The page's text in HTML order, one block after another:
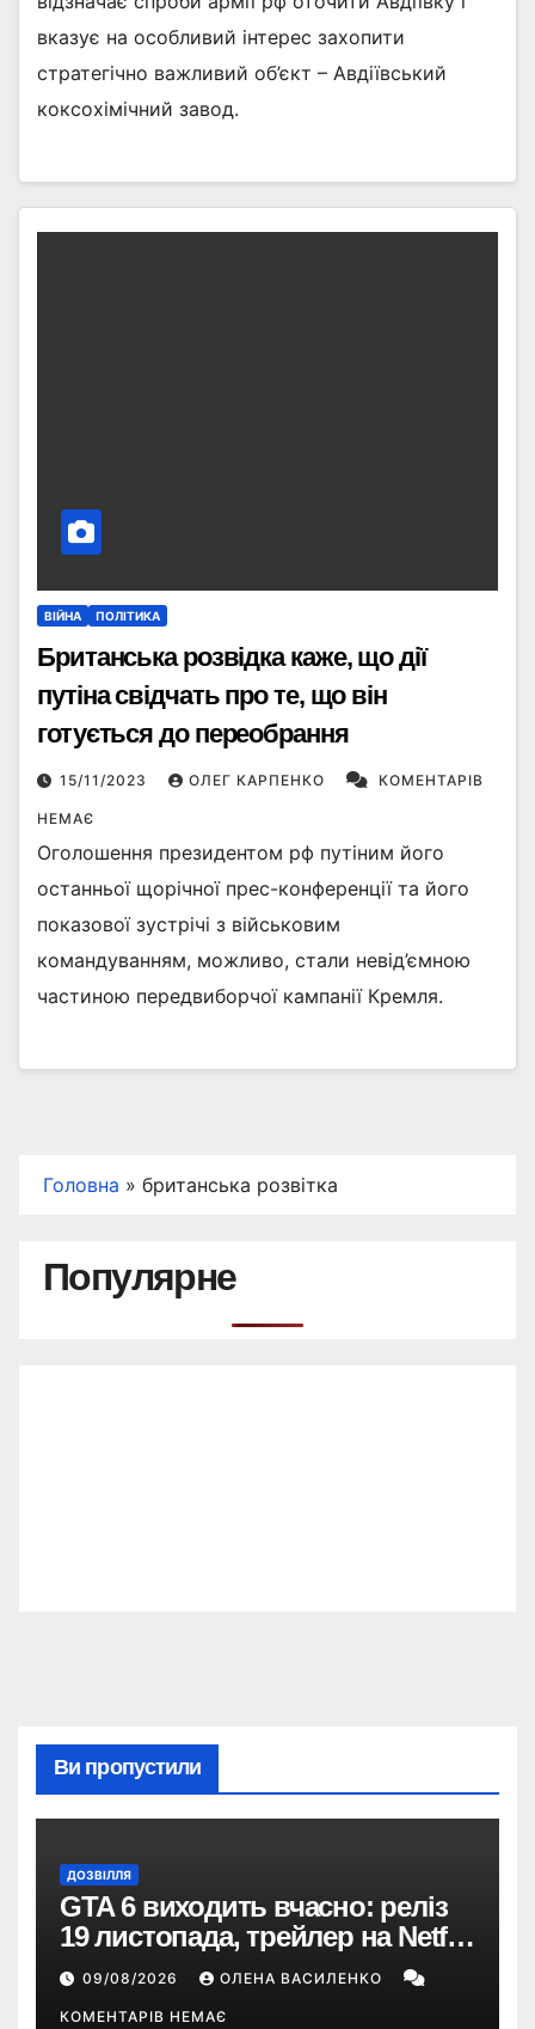
вказує на особливий інтерес захопити
стратегічно важливий об’єкт – Авдіївський
коксохімічний завод.
ВІЙНА ПОЛІТИКА
Британська розвідка каже, що дії
путіна свідчать про те, що він
готується до переобрання
15/11/2023 ОЛЕГ КАРПЕНКО КОМЕНТАРІВ
НЕМАЄ
Оголошення президентом рф путіним його
останньої щорічної прес-конференції та його
показової зустрічі з військовим
командуванням, можливо, стали невід’ємною
частиною передвиборчої кампанії Кремля.
Головна » британська розвітка
Популярне
Ви пропустили
ДОЗВІЛЛЯ
GTA 6 виходить вчасно: реліз
19 листопада, трейлер на Netflix
і $180 млн передзамовлень
09/08/2026 ОЛЕНА ВАСИЛЕНКО
КОМЕНТАРІВ НЕМАЄ